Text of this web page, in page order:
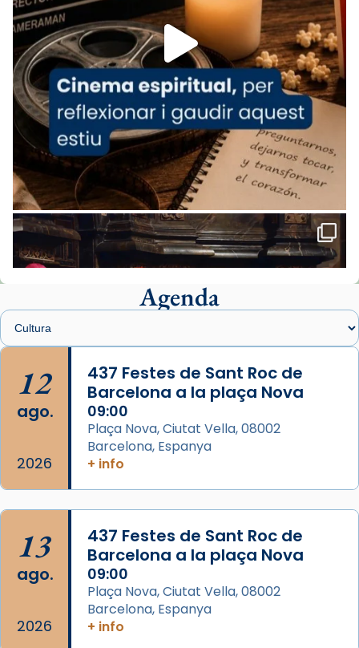
Foto
View on Facebook · Share
Arquebisbat de Barcelona
2 weeks ago
«Avui les santes Juliana i Semproniana ens
ajuden a alçar la mirada»
Mons. Sergi Gordo, bisbe de Tortosa, ha
presidit aquest 27 de juliol la missa de Les
Santes de Mataró.
🔗tinyurl.com/cvu5jmbk
📸 J. Merino
de Barcelona.
2 weeks ago
Aquest dilluns, 27 de juliol, ha tingut lloc la
missa d’acció de gràcies en agraïment al
comitè organitzador de la visita apostòlica
col·laboradors, a la Catedral de Barcelona.
L’arquebisbe de Barcelona, el cardenal Joan
Josep Omella, ha presidit la missa i l’ha
concelebrat el bisbe auxiliar de Barcelona,
Mons. David Abadías.
📸 Dr. G. Simón
Agenda
12
ago.
2026
437 Festes de Sant Roc de
Barcelona a la plaça Nova
09:00
Plaça Nova, Ciutat Vella, 08002
Barcelona, Espanya
+ info
13
ago.
2026
437 Festes de Sant Roc de
Barcelona a la plaça Nova
09:00
Plaça Nova, Ciutat Vella, 08002
Barcelona, Espanya
+ info